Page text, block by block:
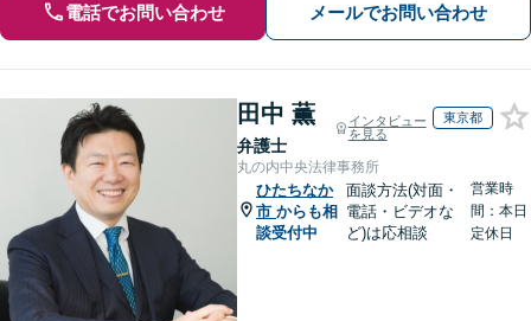
電話でお問い合わせ メールでお問い合わせ
田中 薫
弁護士
インタビュー
を見る
東京都
丸の内中央法律事務所
ひたちなか
市 からも相
談受付中
面談方法(対面・
電話・ビデオな
ど)は応相談
営業時
間：本日
定休日